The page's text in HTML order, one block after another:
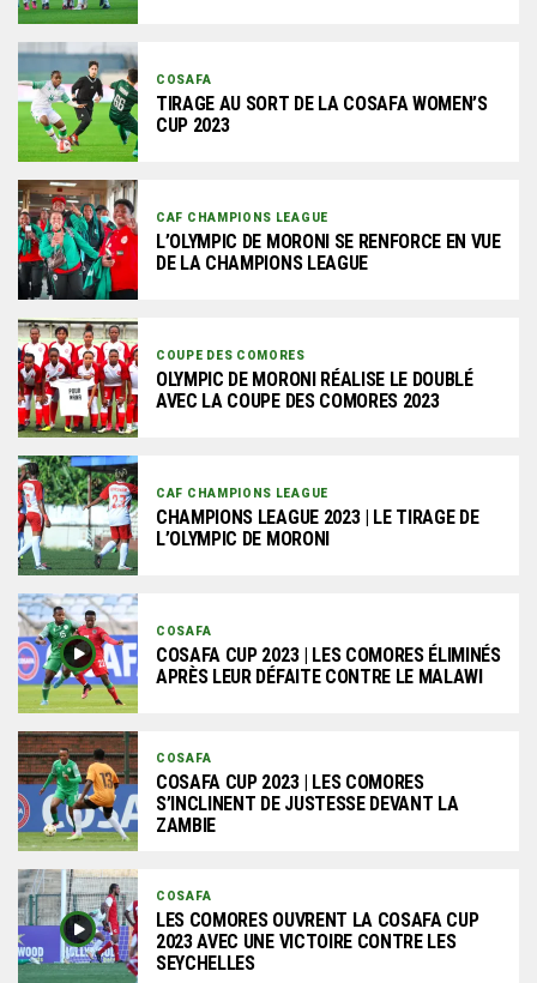
COSAFA
TIRAGE AU SORT DE LA COSAFA WOMEN’S
CUP 2023
CAF CHAMPIONS LEAGUE
L’OLYMPIC DE MORONI SE RENFORCE EN VUE
DE LA CHAMPIONS LEAGUE
COUPE DES COMORES
OLYMPIC DE MORONI RÉALISE LE DOUBLÉ
AVEC LA COUPE DES COMORES 2023
CAF CHAMPIONS LEAGUE
CHAMPIONS LEAGUE 2023 | LE TIRAGE DE
L’OLYMPIC DE MORONI
COSAFA
COSAFA CUP 2023 | LES COMORES ÉLIMINÉS
APRÈS LEUR DÉFAITE CONTRE LE MALAWI
COSAFA
COSAFA CUP 2023 | LES COMORES
S’INCLINENT DE JUSTESSE DEVANT LA
ZAMBIE
COSAFA
LES COMORES OUVRENT LA COSAFA CUP
2023 AVEC UNE VICTOIRE CONTRE LES
SEYCHELLES